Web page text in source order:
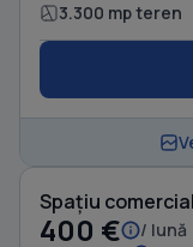
3.300 mp teren
Spațiu
400 €
/ lună